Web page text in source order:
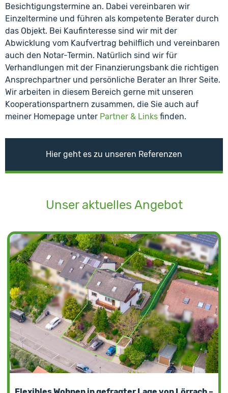
Besichtigungstermine an. Dabei vereinbaren wir
Einzeltermine und führen als kompetente Berater durch
das Objekt. Bei Kaufinteresse sind wir mit der
Abwicklung vom Kaufvertrag behilflich und vereinbaren
auch den Notar-Termin. Natürlich sind wir für
Verhandlungen mit der Finanzierungsbank die richtigen
Ansprechpartner und persönliche Berater an Ihrer Seite.
Wir arbeiten in diesem Bereich gerne mit unseren
Kooperationspartnern zusammen, die Sie auch auf
meiner Homepage unter Partner & Links finden.
Hier geht es zu unseren Referenzen
Unser aktuelles Angebot